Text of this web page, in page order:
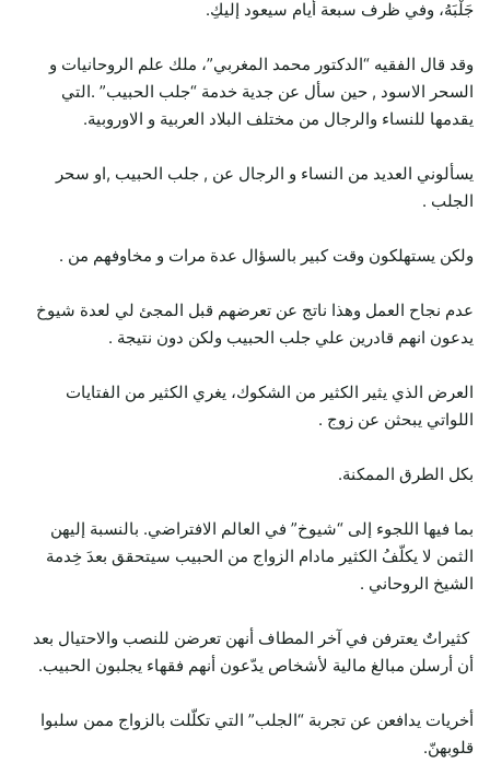
جَلْبَهُ، وفي ظرف سبعة أيام سيعود إليكِ.
وقد قال الفقيه “الدكتور محمد المغربي”، ملك علم الروحانيات و
السحر الاسود , حين سأل عن جدية خدمة “جلب الحبيب” .التي
يقدمها للنساء والرجال من مختلف البلاد العربية و الاوروبية.
يسألوني العديد من النساء و الرجال عن , جلب الحبيب ,او سحر
الجلب .
ولكن يستهلكون وقت كبير بالسؤال عدة مرات و مخاوفهم من .
عدم نجاح العمل وهذا ناتج عن تعرضهم قبل المجئ لي لعدة شيوخ
يدعون انهم قادرين علي جلب الحبيب ولكن دون نتيجة .
العرض الذي يثير الكثير من الشكوك، يغري الكثير من الفتايات
اللواتي يبحثن عن زوج .
بكل الطرق الممكنة.
بما فيها اللجوء إلى “شيوخ” في العالم الافتراضي. بالنسبة إليهن
الثمن لا يكلّفُ الكثير مادام الزواج من الحبيب سيتحقق بعدَ خِدمة
الشيخ الروحاني .
كثيراتٌ يعترفن في آخر المطاف أنهن تعرضن للنصب والاحتيال بعد
أن أرسلن مبالغ مالية لأشخاص يدّعون أنهم فقهاء يجلبون الحبيب.
أخريات يدافعن عن تجربة “الجلب” التي تكلّلت بالزواج ممن سلبوا
قلوبهنّ.